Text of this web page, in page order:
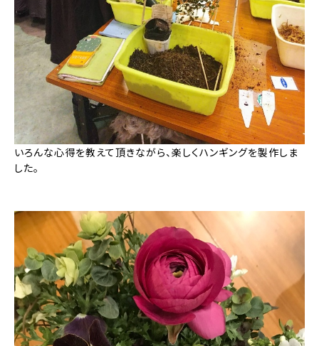
いろんな心得を教えて頂きながら、楽しくハンギングを製作しま
した。